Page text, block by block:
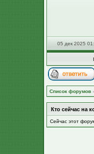
05 дек 2025
Список форумов
Кто сейчас на
Сейчас этот